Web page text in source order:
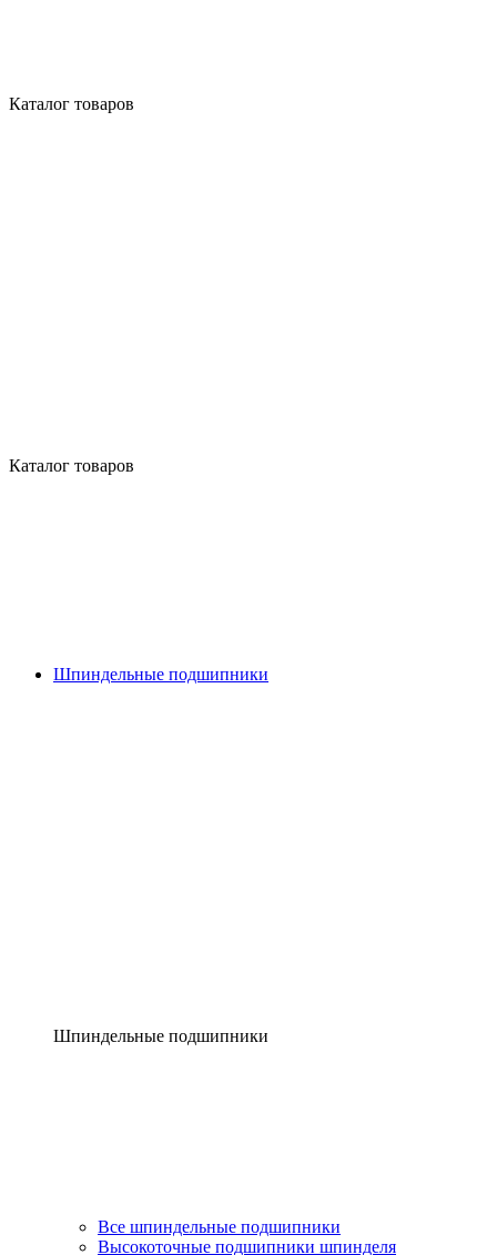
Каталог товаров
Каталог товаров
Шпиндельные подшипники
Шпиндельные подшипники
Все шпиндельные подшипники
Высокоточные подшипники шпинделя